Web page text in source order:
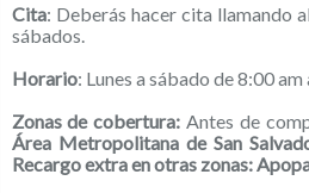
Cita: Deberás hacer cita llamando
sábados.
Horario: Lunes a sábado de 8:00
Zonas de cobertura: Antes de
Área Metropolitana de San
Recargo extra en otras zonas: